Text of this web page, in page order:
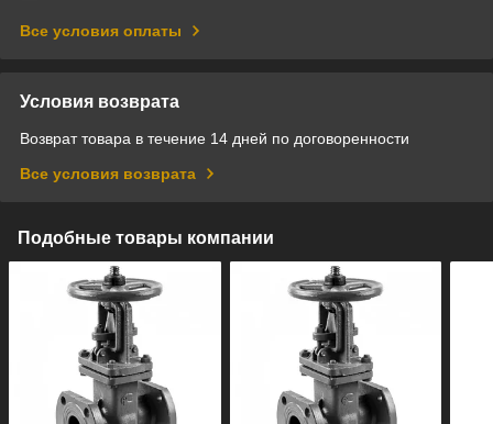
Все условия оплаты
Условия возврата
Возврат товара в течение 14 дней по договоренности
Все условия возврата
Подобные товары компании